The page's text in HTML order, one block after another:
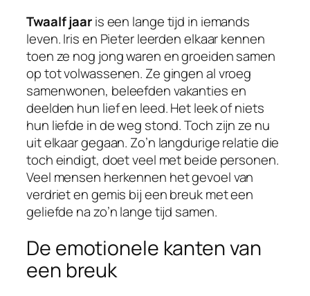
Twaalf jaaris een lange tijd in iemands
leven. Iris en Pieter leerden elkaar kennen
toen ze nog jong waren en groeiden samen
op tot volwassenen. Ze gingen al vroeg
samenwonen, beleefden vakanties en
deelden hun lief en leed. Het leek of niets
hun liefde in de weg stond. Toch zijn ze nu
uit elkaar gegaan. Zo’n langdurige relatie die
toch eindigt, doet veel met beide personen.
Veel mensen herkennen het gevoel van
verdriet en gemis bij een breuk met een
geliefde na zo’n lange tijd samen.
De emotionele kanten van
een breuk